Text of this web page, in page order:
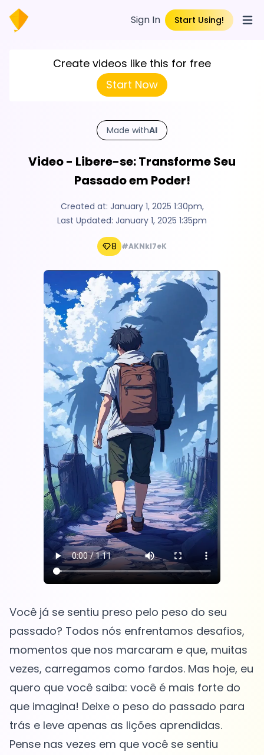
Sign In Start Using!
Create videos like this for free
Start Now
Made withAI
Video - Libere-se: Transforme Seu
Passado em Poder!
Created at: January 1, 2025 1:30pm,
Last Updated: January 1, 2025 1:35pm
8 #AKNkI7eK
Você já se sentiu preso pelo peso do seu
passado? Todos nós enfrentamos desafios,
momentos que nos marcaram e que, muitas
vezes, carregamos como fardos. Mas hoje, eu
quero que você saiba: você é mais forte do
que imagina! Deixe o peso do passado para
trás e leve apenas as lições aprendidas.
Pense nas vezes em que você se sentiu